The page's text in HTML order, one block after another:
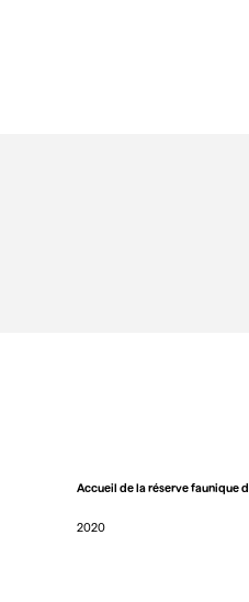
Accueil de la réserve faunique
2020